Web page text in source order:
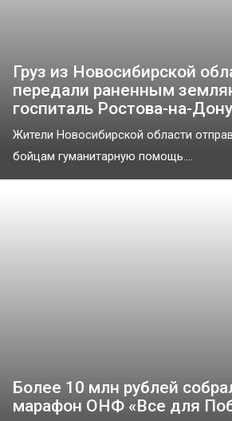
Груз из Новосибирской
передали раненным
госпиталь Ростова-на-Дону
Жители Новосибирской области
бойцам гуманитарную помощь....
Более 10 млн рублей
марафон ОНФ «Все для